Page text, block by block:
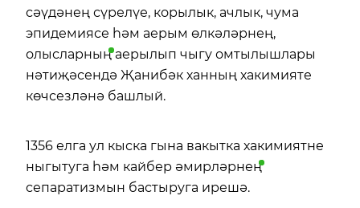
сәүдәнең сүрелүе, корылык, ачлык, чума
эпидемиясе һәм аерым өлкәләрнең,
олысларныңаерылып чыгу омтылышлары
нәтиҗәсендә Җанибәк ханның хакимияте
көчсезләнә башлый.
1356 елга ул кыска гына вакытка хакимиятне
ныгытуга һәм кайбер әмирләрнең
сепаратизмын бастыруга ирешә.